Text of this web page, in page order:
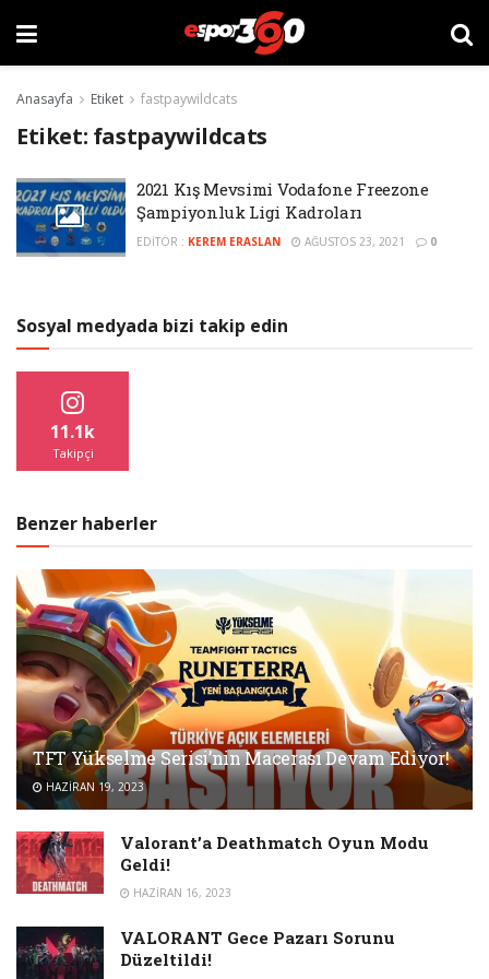
Anasayfa Etiket fastpaywildcats
Etiket: fastpaywildcats
2021 Kış Mevsimi Vodafone Freezone
Şampiyonluk Ligi Kadroları
EDITÖR : KEREM ERASLAN AĞUSTOS 23, 2021 0
Sosyal medyada bizi takip edin
11.1k
Takipçi
Benzer haberler
TFT Yükselme Serisi’nin Macerası Devam Ediyor!
HAZIRAN 19, 2023
Valorant’a Deathmatch Oyun Modu
Geldi!
HAZIRAN 16, 2023
VALORANT Gece Pazarı Sorunu
Düzeltildi!